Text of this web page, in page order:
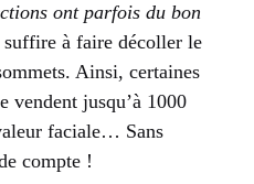
ont parfois du bon
suffire à faire décoller le
Ainsi, certaines
vendent jusqu’à 1000
faciale… Sans
compte !